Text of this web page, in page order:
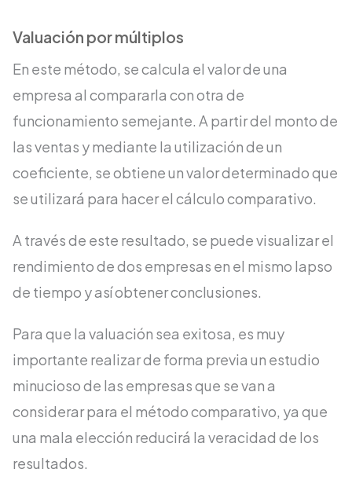
Valuación por múltiplos
En este método, se calcula el valor de una
empresa al compararla con otra de
funcionamiento semejante. A partir del monto de
las ventas y mediante la utilización de un
coeficiente, se obtiene un valor determinado que
se utilizará para hacer el cálculo comparativo.
A través de este resultado, se puede visualizar el
rendimiento de dos empresas en el mismo lapso
de tiempo y así obtener conclusiones.
Para que la valuación sea exitosa, es muy
importante realizar de forma previa un estudio
minucioso de las empresas que se van a
considerar para el método comparativo, ya que
una mala elección reducirá la veracidad de los
resultados.